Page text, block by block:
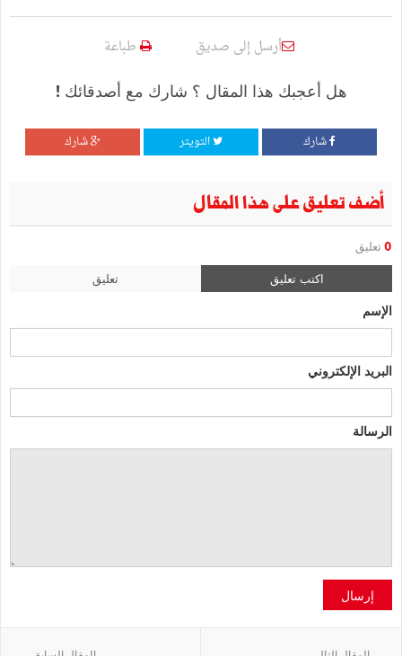
أرسل إلى صديق طباعة
هل أعجبك هذا المقال ؟ شارك مع أصدقائك !
شارك التويتر شارك
أضف تعليق على هذا المقال
0 تعليق
اكتب تعليق تعليق
الإسم
البريد الإلكتروني
الرسالة
إرسال